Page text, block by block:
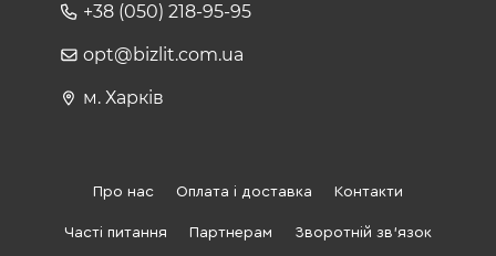
+38 (050) 218-95-95
opt@bizlit.com.ua
м. Харків
Про нас Оплата і доставка Контакти
Часті питання Партнерам Зворотній зв'язок